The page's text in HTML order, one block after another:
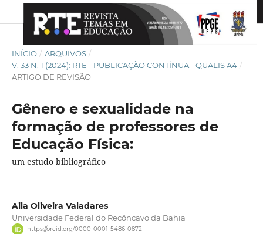
INÍCIO / ARQUIVOS /
V. 33 N. 1 (2024): RTE - PUBLICAÇÃO CONTÍNUA - QUALIS A4 /
ARTIGO DE REVISÃO
Gênero e sexualidade na
formação de professores de
Educação Física:
um estudo bibliográfico
Aila Oliveira Valadares
Universidade Federal do Recôncavo da Bahia
https://orcid.org/0000-0001-5486-0872